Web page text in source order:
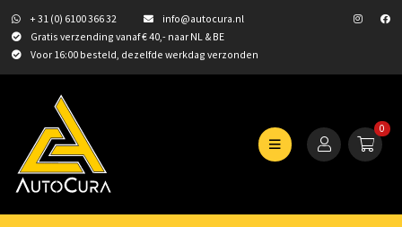
+ 31 (0) 6100 366 32
info@autocura.nl
Gratis verzending vanaf € 40,- naar NL & BE
Voor 16:00 besteld, dezelfde werkdag verzonden
0